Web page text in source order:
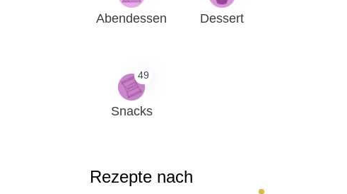
Abendessen Dessert
49
Snacks
Rezepte nach